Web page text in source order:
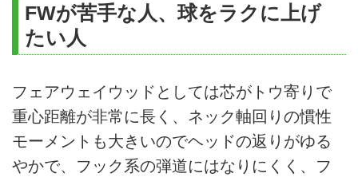
FWが苦手な人、球をラクに上げ
たい人
フェアウェイウッドとしては芯がトウ寄りで
重心距離が非常に長く、ネック軸回りの慣性
モーメントも大きいのでヘッドの返りがゆる
やかで、フック系の弾道にはなりにくく、フ